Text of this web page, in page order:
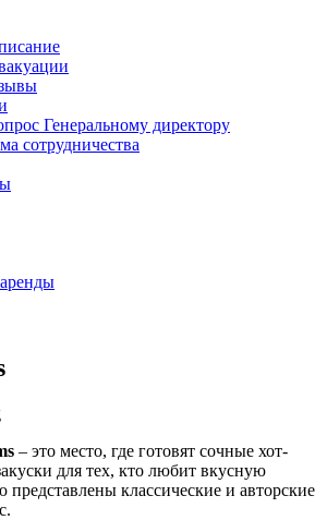
Генеральному директору
сотрудничества
– это место, где готовят сочные хот-
для тех, кто любит вкусную
классические и авторские